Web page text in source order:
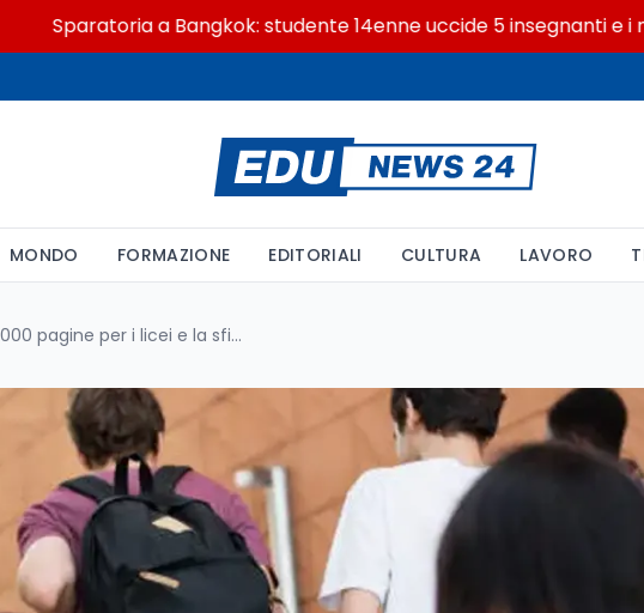
Sparatoria a Bangkok: studente 14enne uccide 5 insegnanti e i nonni
MONDO FORMAZIONE EDITORIALI CULTURA LAVORO
Bozza Valditara: 1000 pagine per i licei e la sfida dell'autonomia